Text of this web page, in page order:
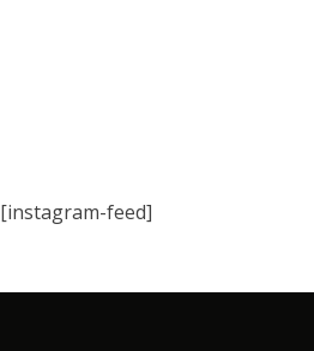
[instagram-feed]